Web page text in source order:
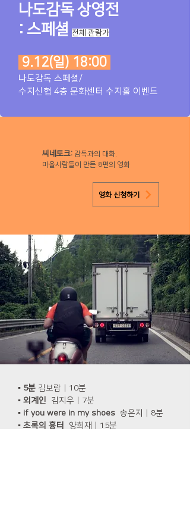
나도감독 상영전
: ​스페셜 전체 관람가
9.12(일) 18:00
나도감독 스페셜​/
수지신협 4층 문화센터 수지홀 이벤트
씨네토크: 감독과의 대화.
마을사람들이 만든 8편의 영화
영화 신청하기
▪ 5분 김보람 | 10분
▪ 외계인 김지우 | 7분
▪ if you were in my shoes 송은지 | 8분
▪ 초록의 흉터
양희재 | 15분